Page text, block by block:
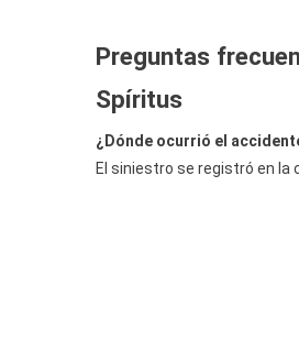
Preguntas
Spíritus
¿Dónde ocurrió el
El siniestro se registró en